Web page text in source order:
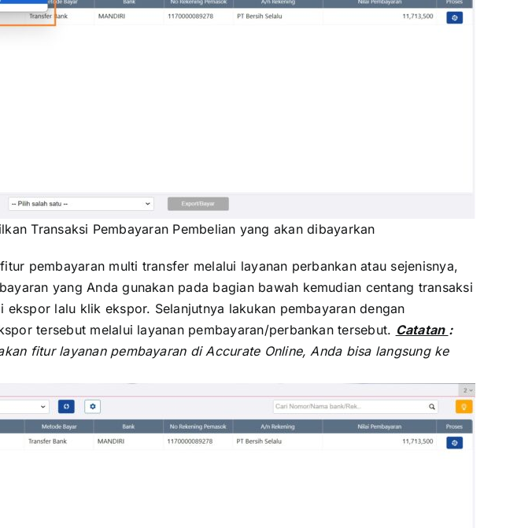
Transaksi Pembayaran Pembelian yang akan dibayarkan
pembayaran multi transfer melalui layanan perbankan atau sejenisnya,
yang Anda gunakan pada bagian bawah kemudian centang transaksi
ekspor lalu klik ekspor. Selanjutnya lakukan pembayaran dengan
tersebut melalui layanan pembayaran/perbankan tersebut. Catatan :
fitur layanan pembayaran di Accurate Online, Anda bisa langsung ke